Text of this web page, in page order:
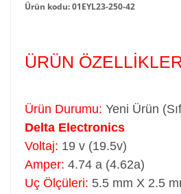
Ürün kodu: 01EYL23-250-42
ÜRÜN
Ürün Durumu: Yeni Ürün
Delta Electronics
Voltaj: 19 v (19.5v)
Amper: 4.74 a (4.62a)
Uç Ölçüleri: 5.5 mm X 2.5